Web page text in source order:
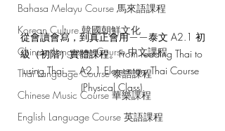
Bahasa Melayu Course 馬來語課程
Korean Culture 韓國朝鮮文化
Chinese Language Course 中文課程
Thai Language Course 泰語課程
Chinese Music Course 華樂課程
English Language Course 英語課程
從會讀會寫，到真正會用——泰文 A2.1 初
級（初階）實體課程。From reading Thai to
using Thai — A2.1 Elementary Thai Course
(Physical Class).